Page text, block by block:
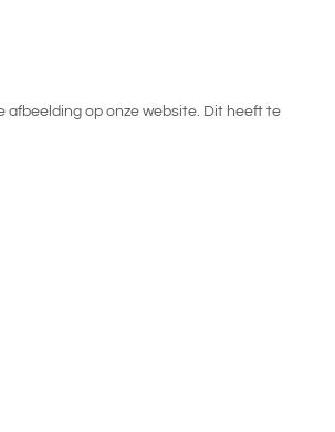
afbeelding op onze website. Dit heeft te